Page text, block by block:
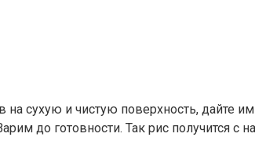
сухую и чистую поверхность, дайте им
до готовности. Так рис получится с